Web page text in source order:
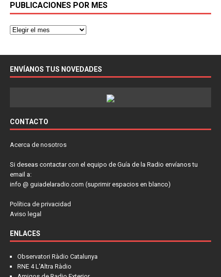
PUBLICACIONES POR MES
ENVÍANOS TUS NOVEDADES
CONTACTO
Acerca de nosotros
Si deseas contactar con el equipo de Guía de la Radio envíanos tu
email a:
info @ guiadelaradio.com (suprimir espacios en blanco)
Política de privacidad
Aviso legal
ENLACES
Observatori Ràdio Catalunya
RNE 4 L'Altra Ràdio